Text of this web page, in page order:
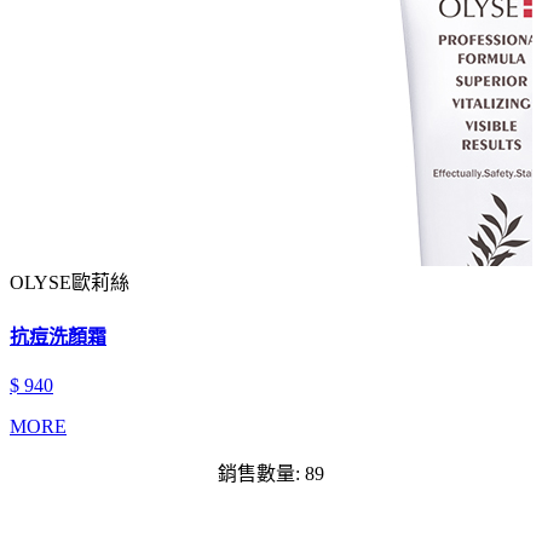
OLYSE歐莉絲
抗痘洗顏霜
$ 940
MORE
銷售數量: 89